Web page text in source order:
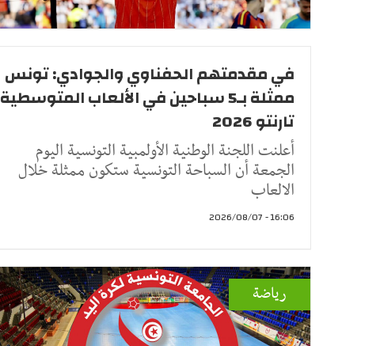
في مقدمتهم الحفناوي والجوادي: تونس
ممثلة بـ5 سباحين في الألعاب المتوسطية
تارنتو 2026
أعلنت اللجنة الوطنية الأولمبية التونسية اليوم
الجمعة أن السباحة التونسية ستكون ممثلة خلال
الالعاب
16:06 - 2026/08/07
رياضة